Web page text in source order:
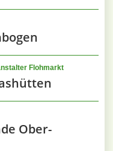
Flohmarkt
Ober-